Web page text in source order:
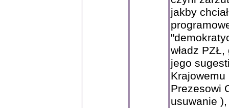
jakby
władz
jego
Krajowemu
Prezesowi
usuwanie